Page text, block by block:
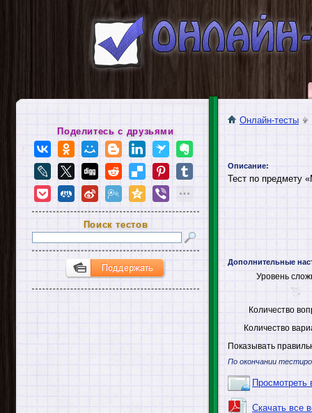
Онлайн-тесты
Описание:
Тест по предмету
Дополнительные
Уровень
Количество
Количество
Показывать
По окончании
Просмотреть
Скачать все
Поделитесь с друзьями
Поиск тестов